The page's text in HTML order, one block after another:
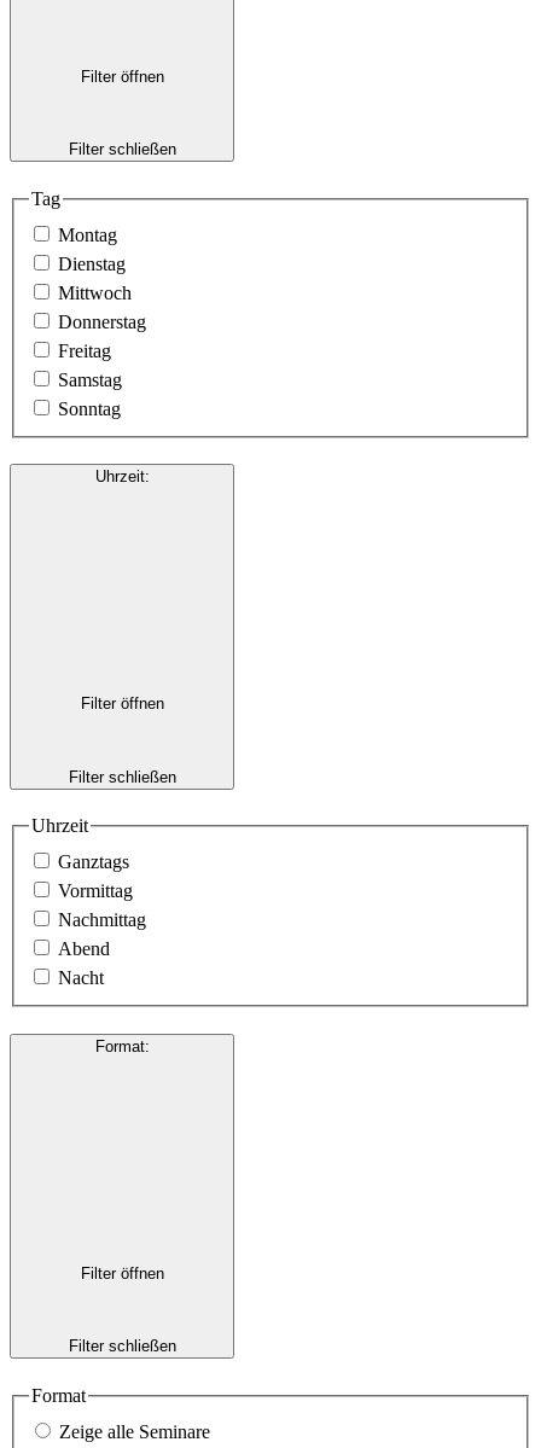
Filter öffnen
Filter schließen
Tag
Montag
Dienstag
Mittwoch
Donnerstag
Freitag
Samstag
Sonntag
Uhrzeit:
Filter öffnen
Filter schließen
Uhrzeit
Ganztags
Vormittag
Nachmittag
Abend
Nacht
Format:
Filter öffnen
Filter schließen
Format
Zeige alle Seminare